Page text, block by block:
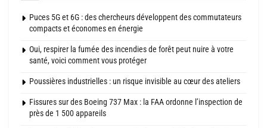
Puces 5G et 6G : des chercheurs développent des commutateurs
compacts et économes en énergie
Oui, respirer la fumée des incendies de forêt peut nuire à votre
santé, voici comment vous protéger
Poussières industrielles : un risque invisible au cœur des ateliers
Fissures sur des Boeing 737 Max : la FAA ordonne l’inspection de
près de 1 500 appareils